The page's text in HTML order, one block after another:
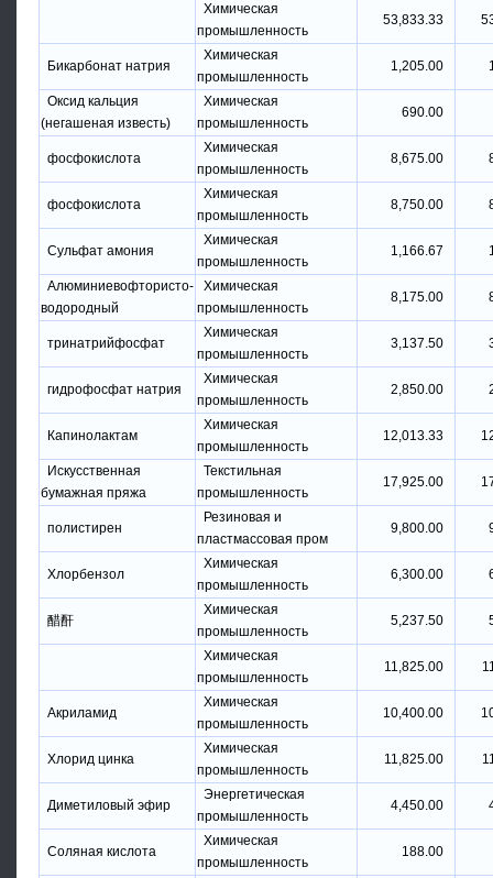
Химическая
промышленность
53,833.33
Бикарбонат натрия
Химическая
промышленность
1,205.00
Оксид кальция
(негашеная известь)
Химическая
промышленность
690.00
фосфокислота
Химическая
промышленность
8,675.00
фосфокислота
Химическая
промышленность
8,750.00
Сульфат амония
Химическая
промышленность
1,166.67
Алюминиевофтористо-
водородный
Химическая
промышленность
8,175.00
тринатрийфосфат
Химическая
промышленность
3,137.50
гидрофосфат натрия
Химическая
промышленность
2,850.00
Капинолактам
Химическая
промышленность
12,013.33
Искусственная
бумажная пряжа
Текстильная
промышленность
17,925.00
полистирен
Резиновая и
пластмассовая пром
9,800.00
Хлорбензол
Химическая
промышленность
6,300.00
醋酐
Химическая
промышленность
5,237.50
Химическая
промышленность
11,825.00
Акриламид
Химическая
промышленность
10,400.00
Хлорид цинка
Химическая
промышленность
11,825.00
Диметиловый эфир
Энергетическая
промышленность
4,450.00
Соляная кислота
Химическая
промышленность
188.00